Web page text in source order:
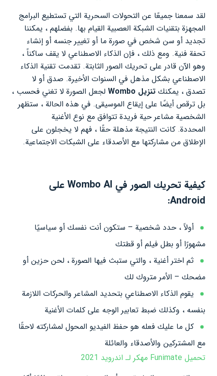
لقد سمعنا جميعًا عن التحولات السحرية التي تستطيع البرامج
المجهزة بتقنيات الشبكة العصبية القيام بها. بفضلهم ، يمكننا
تجديد أو سن شخص في صورة ما أو تغيير جنسه أو إنشاء
تحفة فنية. ومع ذلك ، فإن الذكاء الاصطناعي لا يقف ساكناً ،
وهو الآن قادر على تحريك الصور الثابتة. تقدمت تقنية الذكاء
الاصطناعي بشكل مذهل في السنوات الأخيرة. صدق أو لا
تصدق ، يمكنك تنزيل Wombo
لجعل الصورة لا تغني فحسب ،
بل ترقص أيضًا على إيقاع الموسيقى. في هذه الحالة ، ستظهر
الشخصية مشاعر حية فريدة تتوافق مع نوع الأغنية
المحددة. كانت النتيجة مذهلة حقًا ، فهم لا يخجلون على
الإطلاق من مشاركتها مع الأصدقاء على الشبكات الاجتماعية.
كيفية تحريك الصور في Wombo AI على
Android:
أولاً ، حدد شخصية – ستكون أنت نفسك أو سياسيًا
مشهورًا أو بطل فيلم أو قطتك
ثم اختر أغنية ، والتي ستبث فيها الصورة ، لحن حزين أو
مضحك – الأمر متروك لك
يقوم الذكاء الاصطناعي بتحديد المشاعر والحركات اللازمة
بنفسه ، وكذلك ضبط تعابير الوجه على كلمات الأغنية
كل ما عليك فعله هو حفظ الفيديو المحول لمشاركته لاحقًا
مع المشتركين والأصدقاء والعائلة
تحميل Funimate مهكر لـ اندرويد 2021